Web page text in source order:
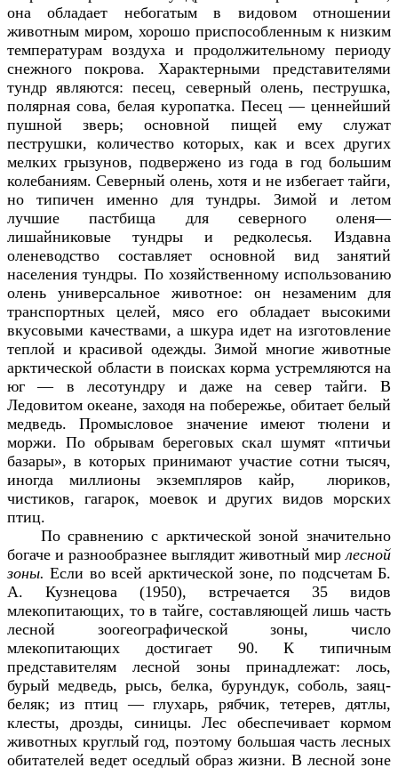
она обладает небогатым в видовом отношении
животным миром, хорошо приспособленным к низким
температурам воздуха и продолжительному периоду
снежного покрова. Характерными представителями
тундр являются: песец, северный олень, пеструшка,
полярная сова, белая куропатка. Песец — ценнейший
пушной зверь; основной пищей ему служат
пеструшки, количество которых, как и всех других
мелких грызунов, подвержено из года в год большим
колебаниям. Северный олень, хотя и не избегает тайги,
но типичен именно для тундры. Зимой и летом
лучшие пастбища для северного оленя—
лишайниковые тундры и редколесья. Издавна
оленеводство составляет основной вид занятий
населения тундры. По хозяйственному использованию
олень универсальное животное: он незаменим для
транспортных целей, мясо его обладает высокими
вкусовыми качествами, а шкура идет на изготовление
теплой и красивой одежды. Зимой многие животные
арктической области в поисках корма устремляются на
юг — в лесотундру и даже на север тайги. В
Ледовитом океане, заходя на побережье, обитает белый
медведь. Промысловое значение имеют тюлени и
моржи. По обрывам береговых скал шумят «птичьи
базары», в которых принимают участие сотни тысяч,
иногда миллионы экземпляров кайр, люриков,
чистиков, гагарок, моевок и других видов морских
птиц.
По сравнению с арктической зоной значительно
богаче и разнообразнее выглядит животный мир лесной
зоны.Если во всей арктической зоне, по подсчетам Б.
А. Кузнецова (1950), встречается 35 видов
млекопитающих, то в тайге, составляющей лишь часть
лесной зоогеографической зоны, число
млекопитающих достигает 90. К типичным
представителям лесной зоны принадлежат: лось,
бурый медведь, рысь, белка, бурундук, соболь, заяц-
беляк; из птиц — глухарь, рябчик, тетерев, дятлы,
клесты, дрозды, синицы. Лес обеспечивает кормом
животных круглый год, поэтому большая часть лесных
обитателей ведет оседлый образ жизни. В лесной зоне